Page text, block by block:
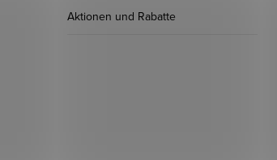
Aktionen und Rabatte